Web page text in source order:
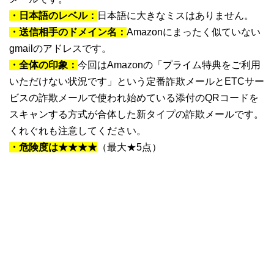
・日本語のレベル： 日本語に大きなミスはありません。
・送信相手のドメイン名： Amazonにまったく似ていない
gmailのアドレスです。
・全体の印象： 今回はAmazonの「プライム特典をご利用
いただけない状況です」という定番詐欺メールとETCサー
ビスの詐欺メールで使われ始めている添付のQRコードを
スキャンする方式が合体した新タイプの詐欺メールです。
くれぐれも注意してください。
・危険度は★★★★ （最大★5点）